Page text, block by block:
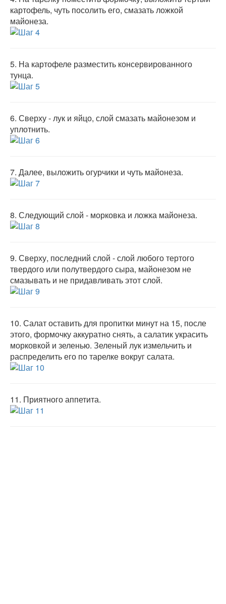
картофель, чуть посолить его, смазать ложкой
майонеза.
5. На картофеле разместить консервированного
тунца.
6. Сверху - лук и яйцо, слой смазать майонезом и
уплотнить.
7. Далее, выложить огурчики и чуть майонеза.
8. Следующий слой - морковка и ложка майонеза.
9. Сверху, последний слой - слой любого тертого
твердого или полутвердого сыра, майонезом не
смазывать и не придавливать этот слой.
10. Салат оставить для пропитки минут на 15, после
этого, формочку аккуратно снять, а салатик украсить
морковкой и зеленью. Зеленый лук измельчить и
распределить его по тарелке вокруг салата.
11. Приятного аппетита.